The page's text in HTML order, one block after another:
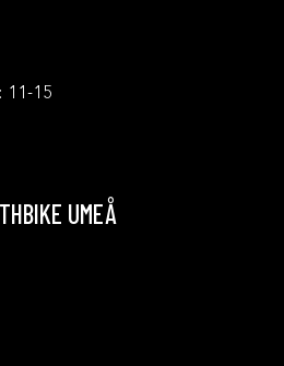
11-15
UMEÅ